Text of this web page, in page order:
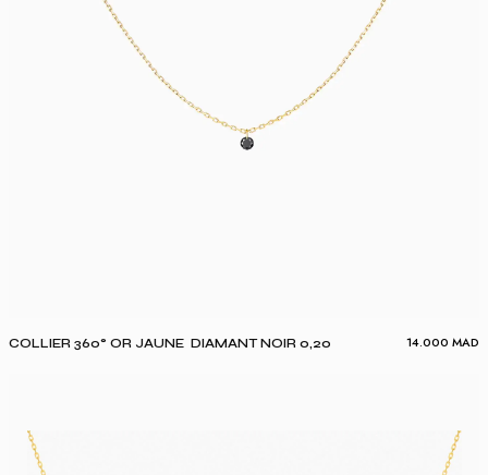
COLLIER 360° OR JAUNE DIAMANT NOIR 0,20 14.000 MAD